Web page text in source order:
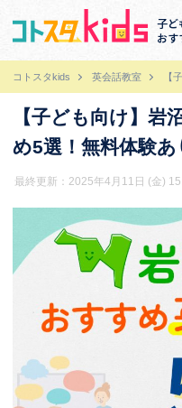
子ど
おす
コトスタkids 英会話教室 【
【子ども向け】岩
め5選！無料体験あ
最終更新：2025年4月11日 (金)